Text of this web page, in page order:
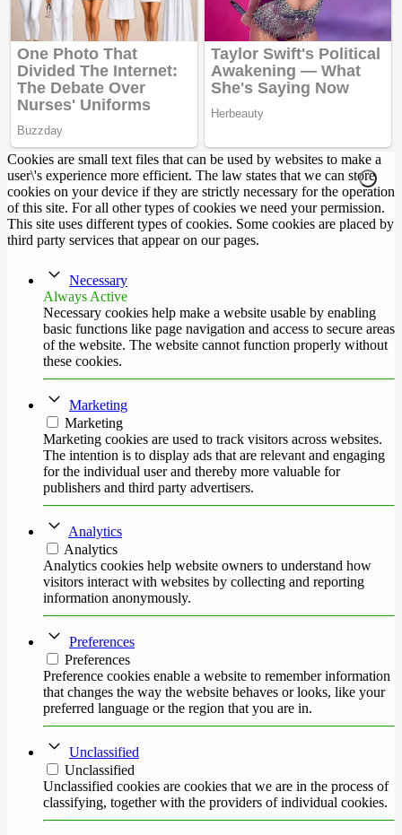
Cookies are small text files that can be used by websites to make a
user\'s experience more efficient. The law states that we can store
cookies on your device if they are strictly necessary for the operation
of this site. For all other types of cookies we need your permission.
This site uses different types of cookies. Some cookies are placed by
third party services that appear on our pages.
Necessary
Always Active
Necessary cookies help make a website usable by enabling
basic functions like page navigation and access to secure areas
of the website. The website cannot function properly without
these cookies.
Marketing
Marketing
Marketing cookies are used to track visitors across websites.
The intention is to display ads that are relevant and engaging
for the individual user and thereby more valuable for
publishers and third party advertisers.
Analytics
Analytics
Analytics cookies help website owners to understand how
visitors interact with websites by collecting and reporting
information anonymously.
Preferences
Preferences
Preference cookies enable a website to remember information
that changes the way the website behaves or looks, like your
preferred language or the region that you are in.
Unclassified
Unclassified
Unclassified cookies are cookies that we are in the process of
classifying, together with the providers of individual cookies.